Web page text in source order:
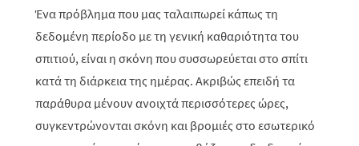
Ένα πρόβλημα που μας ταλαιπωρεί κάπως τη
δεδομένη περίοδο με τη γενική καθαριότητα του
σπιτιού, είναι η σκόνη που συσσωρεύεται στο σπίτι
κατά τη διάρκεια της ημέρας. Ακριβώς επειδή τα
παράθυρα μένουν ανοιχτά περισσότερες ώρες,
συγκεντρώνονται σκόνη και βρομιές στο εσωτερικό